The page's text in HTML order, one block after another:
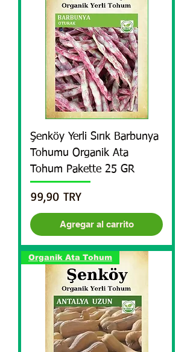
Şenköy Yerli Sırık Barbunya
Tohumu Organik Ata
Tohum Pakette 25 GR
Precio
99,90 TRY
Agregar al carrito
Organik Ata Tohum